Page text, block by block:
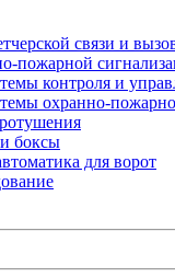
связи и
пожарной
контроля и
охранно-
боксы
для ворот